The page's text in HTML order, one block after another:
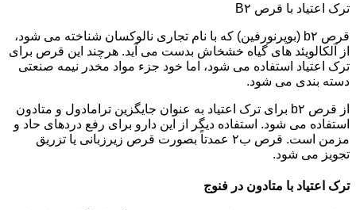
ترک اعتیاد با قرص B۲
قرص b۲ (بوپرنورفین) که با نام تجاری نالوکسان شناخته می شود،
از آلکالویئد های گیاه خشخاش بدست می آید. هرچند این قرص برای
ترک اعتیاد استفاده می شود، اما خود جزء مواد مخدر نیمه صنعتی
دسته بندی می شود.
از قرص b۲ برای ترک اعتیاد به عنوان جایگزین ترامادول و متادون
استفاده می شود. استفاده دیگر از این دارو برای رفع دردهای حاد و
مزمن است. قرص ب۲ عمدتاً بصورت قرص زیرزبانی یا تزریق
تجویز می شود.
ترک اعتیاد با متادون در فنوج